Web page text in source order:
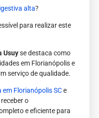
alta?
para realizar este
Usuyse destaca como
em Florianópolis e
serviço de qualidade.
em Florianópolis SCe
o
e eficiente para